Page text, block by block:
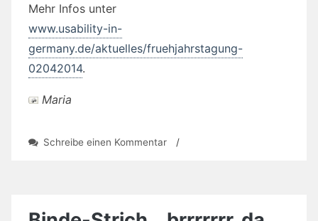
Mehr Infos unter
www.usability-in-
germany.de/aktuelles/fruehjahrstagung-
02042014.
Maria
Schreibe einen Kommentarzu
Emotions“
/